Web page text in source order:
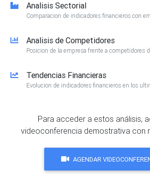
Analisis Sectorial
Comparacion de indicadores financieros con
Analisis de Competidores
Posicion de la empresa frente a competidores
Tendencias Financieras
Evolucion de indicadores financieros en los
Para acceder a estos análisis,
videoconferencia demostrativa con
AGENDAR